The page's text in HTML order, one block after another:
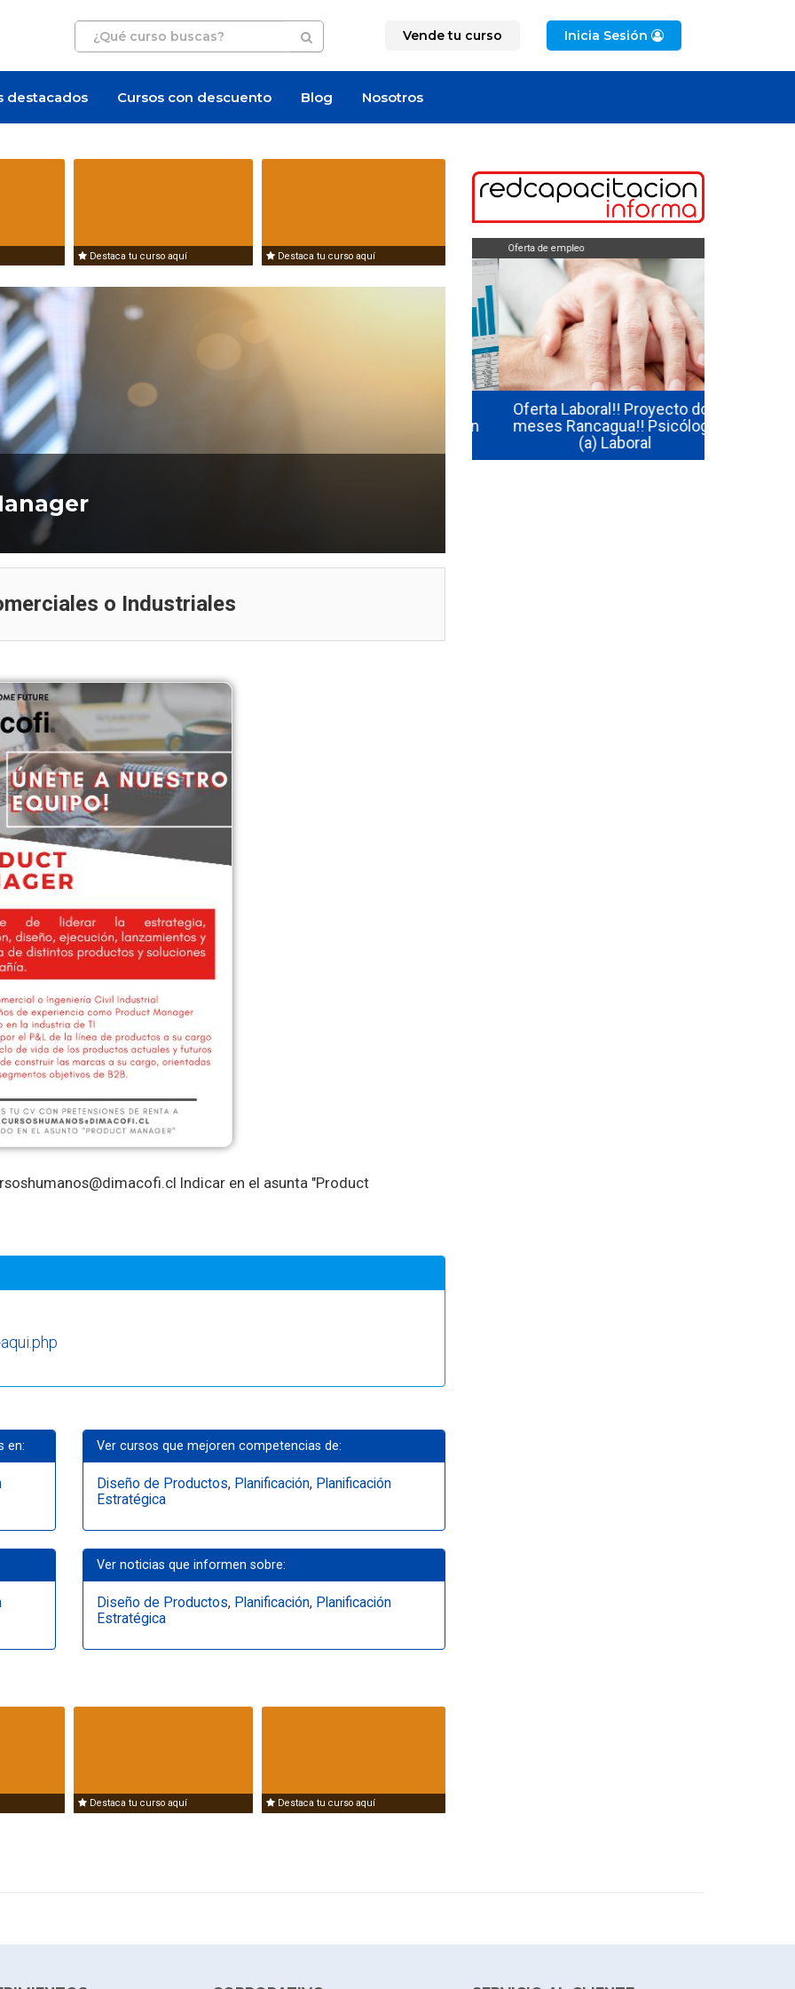
Vende tu curso Inicia Sesión
destacados Cursos con descuento Blog Nosotros
Destaca tu curso aquí Destaca tu curso aquí
o Industriales
Indicar en el asunta "Product
en: Ver cursos que mejoren competencias de:
Diseño de Productos, Planificación, Planificación
Estratégica
Ver noticias que informen sobre:
Diseño de Productos, Planificación, Planificación
Estratégica
Destaca tu curso aquí Destaca tu curso aquí
Se busca Kam negocio retail
Oferta de empleo Oferta de empleo
Oferta Laboral!! Proyecto dos
meses Rancagua!! Psicólogo
(a) Laboral
Oferta de empleo